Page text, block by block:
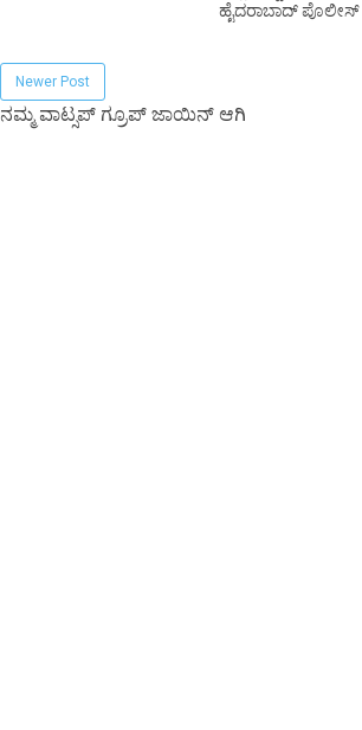
ಹೈದರಾಬಾದ್ ಪೊಲೀಸ್
Newer Post
ನಮ್ಮ ವಾಟ್ಸಪ್ ಗ್ರೂಪ್ ಜಾಯಿನ್ ಆಗಿ